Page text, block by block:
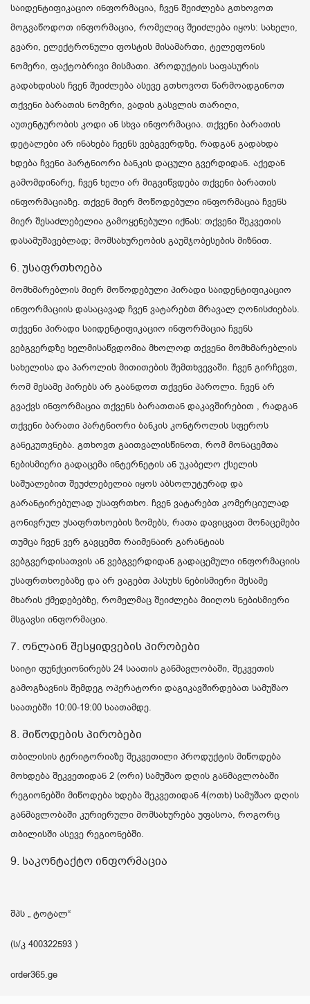
საიდენტიფიკაციო ინფორმაცია, ჩვენ შეიძლება გთხოვოთ
მოგვაწოდოთ ინფორმაცია, რომელიც შეიძლება იყოს: სახელი,
გვარი, ელექტრონული ფოსტის მისამართი, ტელეფონის
ნომერი, ფაქტობრივი მისმათი. პროდუქტის საფასურის
გადახდისას ჩვენ შეიძლება ასევე გთხოვოთ წარმოადგინოთ
თქვენი ბარათის ნომერი, ვადის გასვლის თარიღი,
აუთენტურობის კოდი ან სხვა ინფორმაცია. თქვენი ბარათის
დეტალები არ ინახება ჩვენს ვებგვერდზე, რადგან გადახდა
ხდება ჩვენი პარტნიორი ბანკის დაცული გვერდიდან. აქედან
გამომდინარე, ჩვენ ხელი არ მიგვიწვდება თქვენი ბარათის
ინფორმაციაზე. თქვენ მიერ მოწოდებული ინფორმაცია ჩვენს
მიერ შესაძლებელია გამოყენებული იქნას: თქვენი შეკვეთის
დასამუშავებლად; მომსახურეობის გაუმჯობესების მიზნით.
6. უსაფრთხოება
მომხმარებლის მიერ მოწოდებული პირადი საიდენტიფიკაციო
ინფორმაციის დასაცავად ჩვენ ვატარებთ მრავალ ღონისძიებას.
თქვენი პირადი საიდენტიფიკაციო ინფორმაცია ჩვენს
ვებგვერდზე ხელმისაწვდომია მხოლოდ თქვენი მომხმარებლის
სახელისა და პაროლის მითითების შემთხვევაში. ჩვენ გირჩევთ,
რომ მესამე პირებს არ გაანდოთ თქვენი პაროლი. ჩვენ არ
გვაქვს ინფორმაცია თქვენს ბარათთან დაკავშირებით , რადგან
თქვენი ბარათი პარტნიორი ბანკის კონტროლის სფეროს
განეკუთვნება. გთხოვთ გაითვალისწინოთ, რომ მონაცემთა
ნებისმიერი გადაცემა ინტერნეტის ან უკაბელო ქსელის
საშუალებით შეუძლებელია იყოს აბსოლუტურად და
გარანტირებულად უსაფრთხო. ჩვენ ვატარებთ კომერციულად
გონივრულ უსაფრთხოების ზომებს, რათა დავიცვათ მონაცემები
თუმცა ჩვენ ვერ გავცემთ რაიმენაირ გარანტიას
ვებგვერდისათვის ან ვებგვერდიდან გადაცემული ინფორმაციის
უსაფრთხოებაზე და არ ვაგებთ პასუხს ნებისმიერი მესამე
მხარის ქმედებებზე, რომელმაც შეიძლება მიიღოს ნებისმიერი
მსგავსი ინფორმაცია.
7. ონლაინ შესყიდვების პირობები
საიტი ფუნქციონირებს 24 საათის განმავლობაში, შეკვეთის
გამოგზავნის შემდეგ ოპერატორი დაგიკავშირდებათ სამუშაო
საათებში 10:00-19:00 საათამდე.
8. მიწოდების პირობები
თბილისის ტერიტორიაზე შეკვეთილი პროდუქტის მიწოდება
მოხდება შეკვეთიდან 2 (ორი) სამუშაო დღის განმავლობაში
რეგიონებში მიწოდება ხდება შეკვეთიდან 4(ოთხ) სამუშაო დღის
განმავლობაში კურიერული მომსახურება უფასოა, როგორც
თბილისში ასევე რეგიონებში.
9. საკონტაქტო ინფორმაცია
შპს „ ტოტალ“
(ს/კ 400322593 )
order365.ge